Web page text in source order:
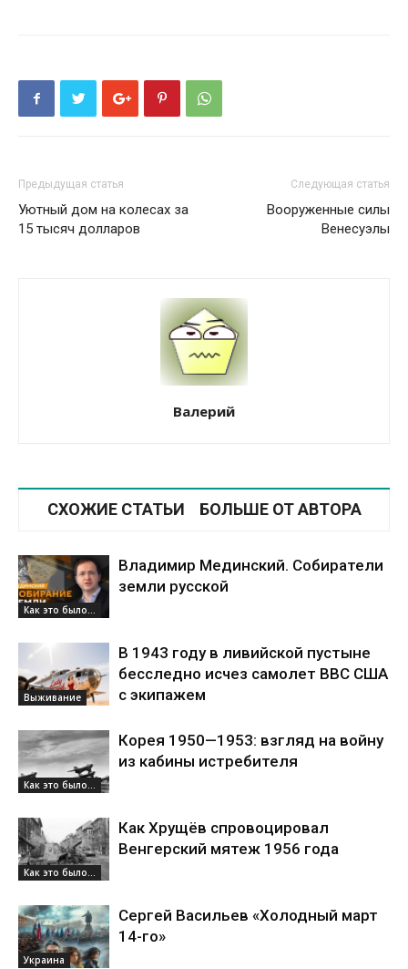
Предыдущая статья
Уютный дом на колесах за
15 тысяч долларов
Следующая статья
Вооруженные силы
Венесуэлы
Валерий
СХОЖИЕ СТАТЬИ БОЛЬШЕ ОТ АВТОРА
Как это было...
Владимир Мединский. Собиратели
земли русской
Выживание
В 1943 году в ливийской пустыне
бесследно исчез самолет ВВС США
с экипажем
Как это было...
Корея 1950—1953: взгляд на войну
из кабины истребителя
Как это было...
Как Хрущёв спровоцировал
Венгерский мятеж 1956 года
Украина
Сергей Васильев «Холодный март
14-го»